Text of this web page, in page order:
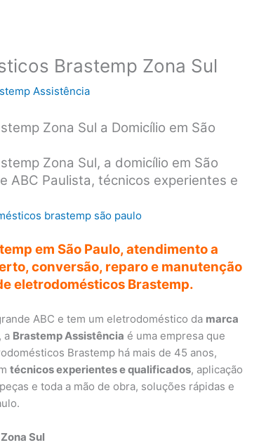
Brastemp Zona Sul
Assistência
Zona Sul a Domicílio em São
Zona Sul, a domicílio em São
ABC Paulista, técnicos experientes e
em São Paulo, atendimento a
conversão, reparo e manutenção
eletrodomésticos Brastemp.
ABC e tem um eletrodoméstico da marca
a Brastemp Assistência é uma empresa que
Brastemp há mais de 45 anos,
técnicos experientes e qualificados, aplicação
e toda a mão de obra, soluções rápidas e
Sul